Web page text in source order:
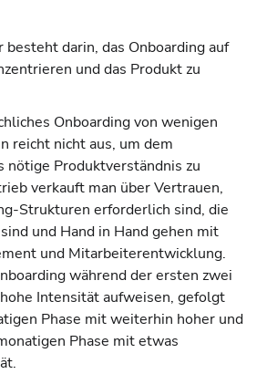
darin, das Onboarding auf
und das Produkt zu
Onboarding von wenigen
reicht nicht aus, um dem
nötige Produktverständnis zu
verkauft man über Vertrauen,
Strukturen erforderlich sind, die
und Hand in Hand gehen mit
und Mitarbeiterentwicklung.
während der ersten zwei
Intensität aufweisen, gefolgt
Phase mit weiterhin hoher und
Phase mit etwas